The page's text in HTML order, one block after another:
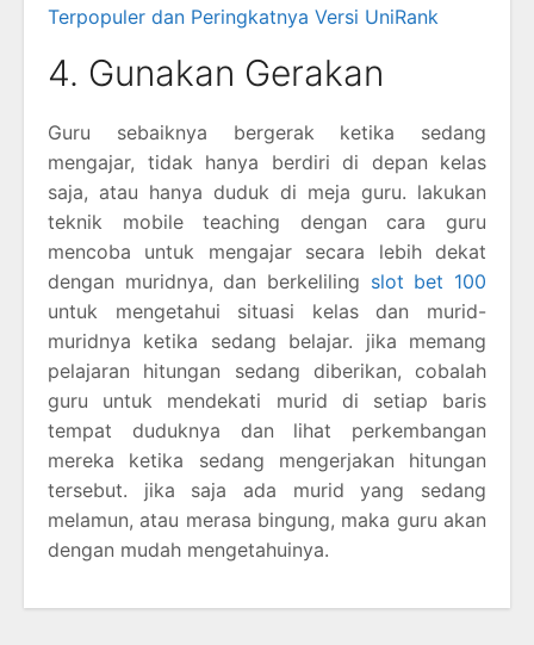
Terpopuler dan Peringkatnya Versi UniRank
4. Gunakan Gerakan
Guru sebaiknya bergerak ketika sedang
mengajar, tidak hanya berdiri di depan kelas
saja, atau hanya duduk di meja guru. lakukan
teknik mobile teaching dengan cara guru
mencoba untuk mengajar secara lebih dekat
dengan muridnya, dan berkeliling slot bet 100
untuk mengetahui situasi kelas dan murid-
muridnya ketika sedang belajar. jika memang
pelajaran hitungan sedang diberikan, cobalah
guru untuk mendekati murid di setiap baris
tempat duduknya dan lihat perkembangan
mereka ketika sedang mengerjakan hitungan
tersebut. jika saja ada murid yang sedang
melamun, atau merasa bingung, maka guru akan
dengan mudah mengetahuinya.